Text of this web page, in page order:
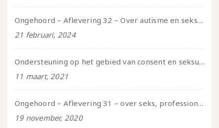
Ongehoord – Aflevering 32 – Over autisme en seksualiteit – in gesprek met Roos Reijbroek
21 februari, 2024
Ondersteuning op het gebied van consent en seksualiteit
11 maart, 2021
Ongehoord – Aflevering 31 – over seks, professioneel en persoonlijk, een gesprek met Marije
19 november, 2020